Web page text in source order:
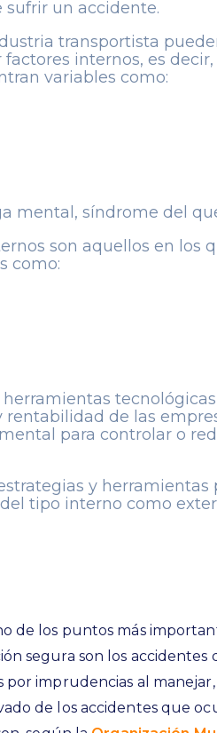
un accidente.
transportista
internos, es
variables como:
mental, síndrome del
son aquellos en
como:
de las
para controlar o
y
tipo interno como
de los puntos más
segura son los
por imprudencias al
de los accidentes que